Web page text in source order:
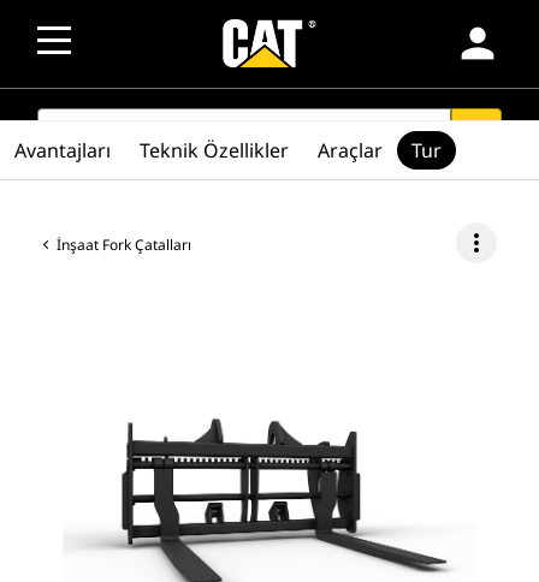
person
SEARCH
İnşaat Fork Çatalları more_vert
Avantajları Teknik Özellikler Araçlar Tur